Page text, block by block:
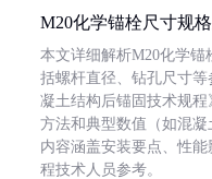
M20化学锚栓尺寸规
本文详细解析M20化学
括螺杆直径、钻孔尺寸
凝土结构后锚固技术规程
方法和典型数值（如混凝
内容涵盖安装要点、性
程技术人员参考。